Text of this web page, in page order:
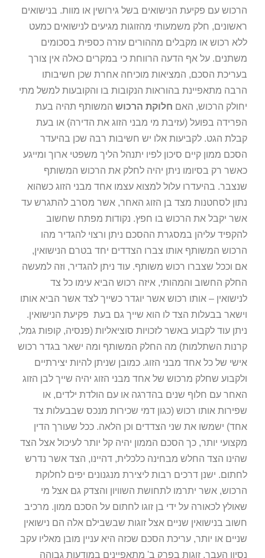
הרכוש עם פקיעת הנישואים בשל גירושין או מוות. בנישואים
ראשונים, חלק משמעותי מהזוגות מגיעים לנישואים כמעט
ללא רכוש או מקבלים מההורים עזרה כספית בסכומים
משתנים. על אף הדעה הרווחת כי במקרים כאלה אין צורך
בעריכת הסכם, המציאות מוכיחה אחרת שכן חשיבותו
הרבה מתאפיינת בהוראות הנקובות בו והקובעות למשל מתי
יחולק הרכוש, האם חלוקת הרכוש המשותף תהיה בעת
הפרידה בפועל (עזיבת מי מבני הזוג את הדירה) או בעת
קבלת הגט. לקביעות אלו יש חשיבות רבה שכן בהיעדר
הסכם ממון קיים סיכון לפיו יתנהל הליך משפטי ארוך ומייגע
כאשר רק בסיומו ניתן יהיה לחלק את הרכוש המשותף
שנצבר. בהיעדרו עלול למצוא עצמו אחד מבני הזוג כשהוא
נתון לסחטנות מצד בן הזוג האחר, אשר מסרב להתגרש עד
אשר יקבל את הרכוש בו חפץ. נקודות מפתח שחשוב
להקפיד עליהן במסגרת ההסכם ניתן ורצוי להגדיר מהו
הרכוש המשותף אותו צברו הצדדים יחד בטרם הנישואין,
אם וככל שצברו רכוש משותף. עוד ניתן להגדיר, וזה למעשה
החלק החשוב והמהותי, איזה רכוש הביא עימו כל צד
לנישואין – אותו רכוש אשר יוגדר כשייך לצד אשר הביא אותו
וישאר בבעלות הצד לו הוא שייך גם בעת פקיעת הנישואין.
ניתן עוד לקבוע באשר לזכויות סוציאליות (פנסיה, קופות גמל,
קרנות השתלמות) מה החלק המשותף ומה ישאר בגדר רכוש
אישי של כל אחד מבני הזוג. כמובן שניתן להיות יצירתיים
ולקבוע שחלק מרכוש של אחד מבני הזוג יהיה שייך לבן הזוג
האחר עם חלוף שנים בהדרגה או עם הולדת ילדים, או
שפירות אותו רכוש (כגון דמי שכירות מנכס שבבעלות צד
אחד) ישמשו את שני הצדדים וכן הלאה. ככל שעורך הדין
מקצועי יותר, כך הסכם הממון יהיה קל יותר לעיכול אצל הצד
שהינו הצד החלש מבחינה כלכלית, דהיינו, הצד אשר נדרש
לחתום. ישנן דרכים רבות ליצירת מנגנונים יפים לחלוקת
הרכוש, אשר יתרמו לתחושת השוויון והצדק גם אצל מי
שאולץ לכאורה על ידי בן זוגו לחתום על הסכם ממון. מרכיב
חשוב בנישואין שניים אצל זוגות שבשבילם אלה הם נישואין
שניים או יותר, עריכת הסכם שכזה היא עניין מובן מאליו עקב
נסיון העבר. זוגות בפרק ב' מתאפיינים במודעות גבוהה